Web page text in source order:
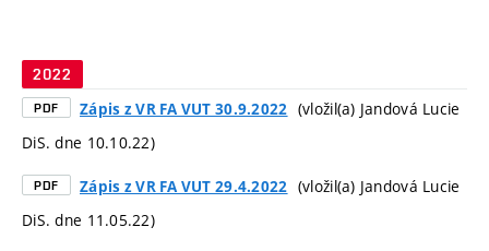
2022
PDF Zápis z VR FA VUT 30.9.2022 (vložil(a) Jandová Lucie
DiS. dne 10.10.22)
PDF Zápis z VR FA VUT 29.4.2022 (vložil(a) Jandová Lucie
DiS. dne 11.05.22)